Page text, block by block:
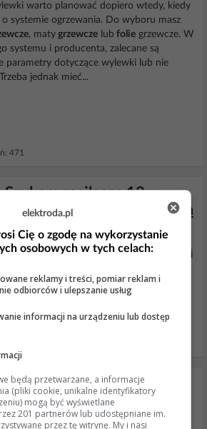
warto planować dopiero wtedy, kiedy
o systemie ogrzewania. Do wyboru masz
, maty grzewcze lub folie grzewcze. W
systemu i producenta, zalecane są
parametry dotyczące wylewki lub nie
jednak mieć...
471
zasilacza 12v
podłogowego folia
szeregowo 4 obwodyfolii grzewczej
4497
przez panele na
kWh/mc, moc
elektroda.pl
Cię o zgodę na wykorzystanie
osobowych w tych celach:
reklamy i treści, pomiar reklam i
odbiorców i ulepszanie usług
informacji na urządzeniu lub dostęp
będą przetwarzane, a informacje
(pliki cookie, unikalne identyfikatory
mogą być wyświetlane
201 partnerów lub udostępniane im.
przez tę witrynę. My i nasi